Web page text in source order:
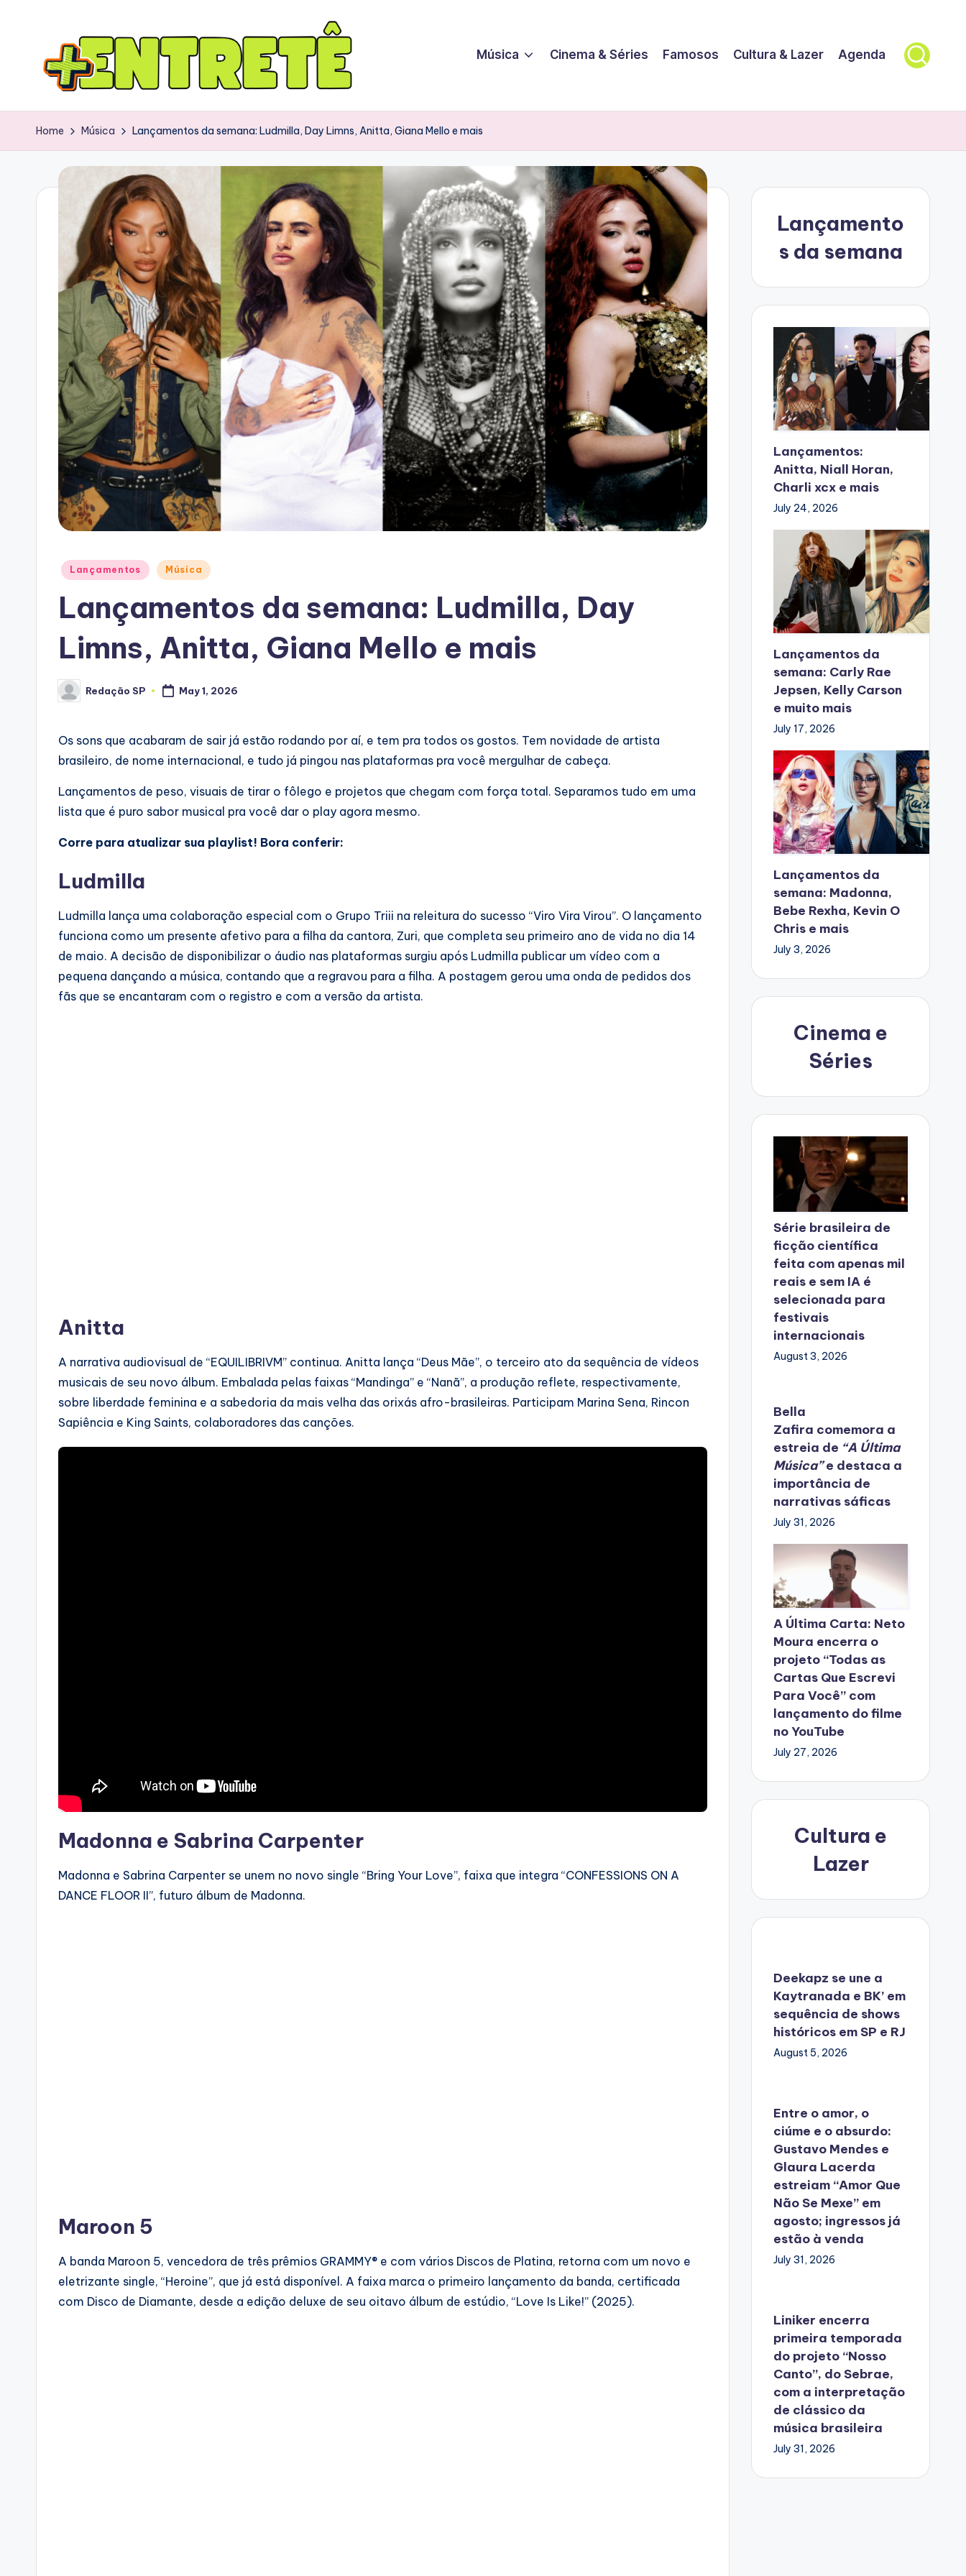
Música Cinema & Séries Famosos Cultura & Lazer Agenda
Home Música Lançamentos da semana: Ludmilla, Day Limns, Anitta, Giana Mello e mais
Posted
Lançamentos Música
Lançamentos da semana: Ludmilla, Day
Limns, Anitta, Giana Mello e mais
Posted
by
Redação SP May 1, 2026
Os sons que acabaram de sair já estão rodando por aí, e tem pra todos os gostos. Tem novidade de artista
brasileiro, de nome internacional, e tudo já pingou nas plataformas pra você mergulhar de cabeça.
Lançamentos de peso, visuais de tirar o fôlego e projetos que chegam com força total. Separamos tudo em uma
lista que é puro sabor musical pra você dar o play agora mesmo.
Corre para atualizar sua playlist! Bora conferir:
Ludmilla
Ludmilla lança uma colaboração especial com o Grupo Triii na releitura do sucesso “Viro Vira Virou”. O lançamento
funciona como um presente afetivo para a filha da cantora, Zuri, que completa seu primeiro ano de vida no dia 14
de maio. A decisão de disponibilizar o áudio nas plataformas surgiu após Ludmilla publicar um vídeo com a
pequena dançando a música, contando que a regravou para a filha. A postagem gerou uma onda de pedidos dos
fãs que se encantaram com o registro e com a versão da artista.
Anitta
A narrativa audiovisual de “EQUILIBRIVM” continua. Anitta lança “Deus Mãe”, o terceiro ato da sequência de vídeos
musicais de seu novo álbum. Embalada pelas faixas “Mandinga” e “Nanã”, a produção reflete, respectivamente,
sobre liberdade feminina e a sabedoria da mais velha das orixás afro-brasileiras. Participam Marina Sena, Rincon
Sapiência e King Saints, colaboradores das canções.
Madonna e Sabrina Carpenter
Madonna e Sabrina Carpenter se unem no novo single “Bring Your Love”, faixa que integra “CONFESSIONS ON A
DANCE FLOOR II”, futuro álbum de Madonna.
Maroon 5
A banda Maroon 5, vencedora de três prêmios GRAMMY® e com vários Discos de Platina, retorna com um novo e
eletrizante single, “Heroine”, que já está disponível. A faixa marca o primeiro lançamento da banda, certificada
com Disco de Diamante, desde a edição deluxe de seu oitavo álbum de estúdio, “Love Is Like!” (2025).
Lançamento
s da semana
Lançamentos:
Anitta, Niall Horan,
Charli xcx e mais
July 24, 2026
Lançamentos da
semana: Carly Rae
Jepsen, Kelly Carson
e muito mais
July 17, 2026
Lançamentos da
semana: Madonna,
Bebe Rexha, Kevin O
Chris e mais
July 3, 2026
Cinema e
Séries
Série brasileira de
ficção científica
feita com apenas mil
reais e sem IA é
selecionada para
festivais
internacionais
August 3, 2026
Bella
Zafira comemora a
estreia de “A Última
Música”e destaca a
importância de
narrativas sáficas
July 31, 2026
A Última Carta: Neto
Moura encerra o
projeto “Todas as
Cartas Que Escrevi
Para Você” com
lançamento do filme
no YouTube
July 27, 2026
Cultura e
Lazer
Deekapz se une a
Kaytranada e BK’ em
sequência de shows
históricos em SP e RJ
August 5, 2026
Entre o amor, o
ciúme e o absurdo:
Gustavo Mendes e
Glaura Lacerda
estreiam “Amor Que
Não Se Mexe” em
agosto; ingressos já
estão à venda
July 31, 2026
Liniker encerra
primeira temporada
do projeto “Nosso
Canto”, do Sebrae,
com a interpretação
de clássico da
música brasileira
July 31, 2026